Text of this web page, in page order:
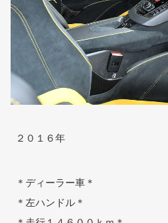
２０１６年
＊ディーラー車＊
＊左ハンドル＊